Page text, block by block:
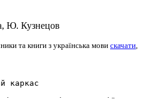
Ю. Кузнецов
та книги з українська мови скачати